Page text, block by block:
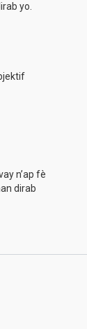
yo.
n’ap fè
dirab